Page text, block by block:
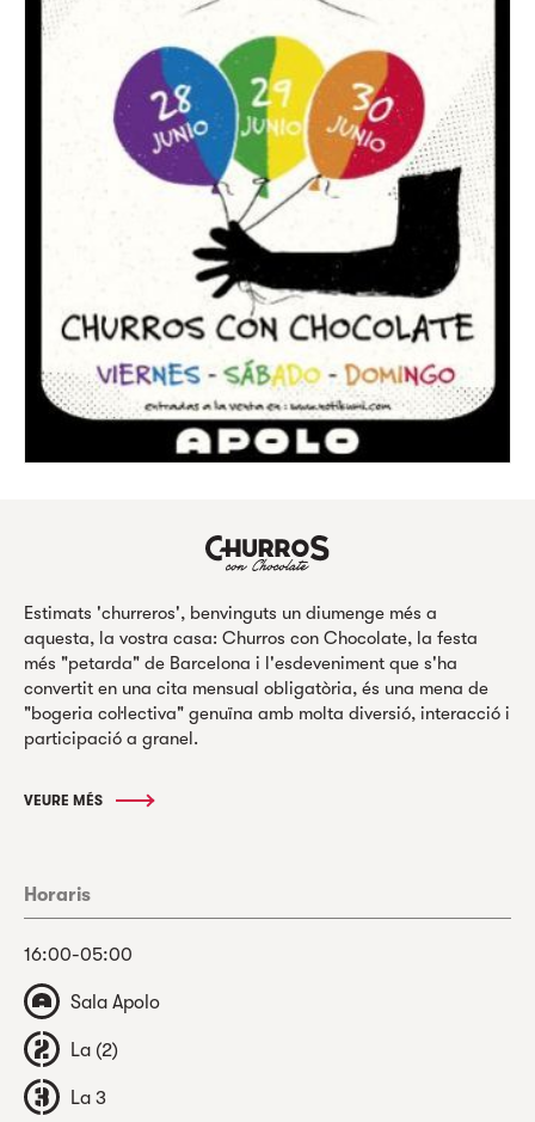
Estimats 'churreros', benvinguts un diumenge més a
aquesta, la vostra casa: Churros con Chocolate, la festa
més "petarda" de Barcelona i l'esdeveniment que s'ha
convertit en una cita mensual obligatòria, és una mena de
"bogeria col·lectiva" genuïna amb molta diversió, interacció i
participació a granel.
VEURE MÉS
Horaris
16:00-05:00
Sala Apolo
La (2)
La 3